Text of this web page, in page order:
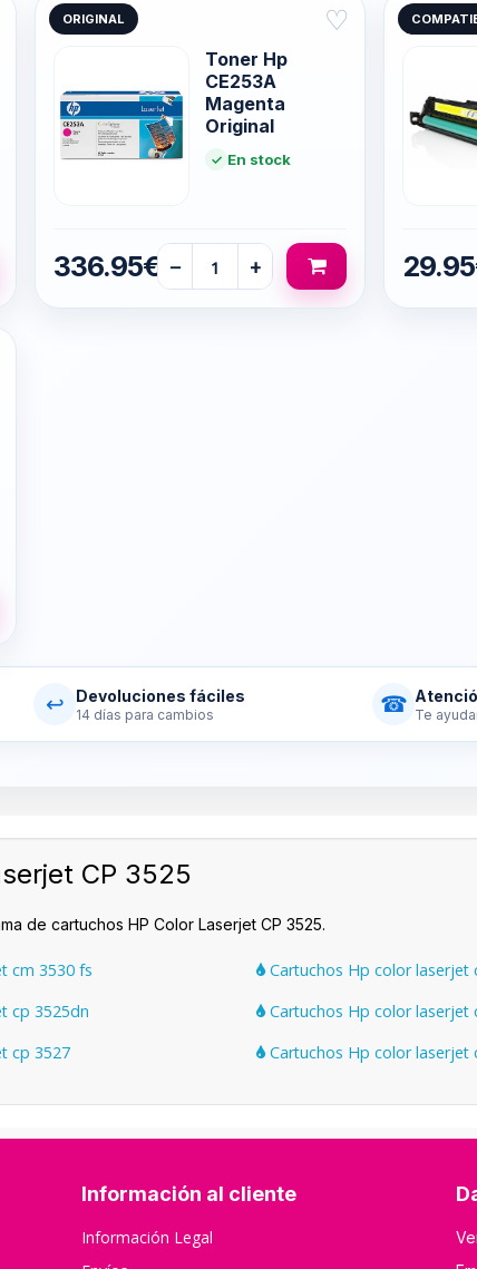
ORIGINAL ♡
Toner Hp
CE253A
Magenta
Original
En stock
336.95€ − +
↩ Devoluciones fáciles
14 días para cambios ☎ Te
CP 3525
de cartuchos HP Color Laserjet CP 3525.
cm 3530 fs
Cartuchos Hp color laserjet
cp 3525dn
Cartuchos Hp color laserjet
cp 3527 Cartuchos Hp color laserjet
Información al cliente
Información Legal